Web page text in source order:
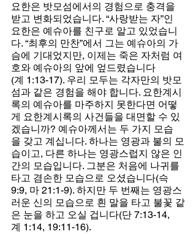
요한은 밧모섬에서의 경험으로 충격을
받고 변화되었습니다. “사랑받는 자”인
요한은 예슈아를 친구로 알고 있었습니
다. “최후의 만찬”에서 그는 예슈아의 가
슴에 기대었지만, 이제는 죽은 자처럼 여
호와 예슈아의 앞에 엎드렸습니다
(계 1:13-17). 우리 모두는 각자만의 밧모
섬과 같은 경험을 해야 합니다. 요한계시
록의 예슈아를 마주하지 못한다면 어떻
게 요한계시록의 사건들을 대면할 수 있
겠습니까? 예슈아께서는 두 가지 모습
을 갖고 계십니다. 하나는 영광과 불의 모
습이고, 다른 하나는 영광스럽지 않은 인
간의 모습입니다. 그분은 처음에 나귀를
타고 겸손한 모습으로 오셨습니다(슥
9:9, 마 21:1-9). 하지만 두 번째는 영광스
러운 신의 모습으로 흰 말을 타고 불꽃 같
은 눈을 하고 오실 겁니다(단 7:13-14,
계 1:14, 19:11-16).